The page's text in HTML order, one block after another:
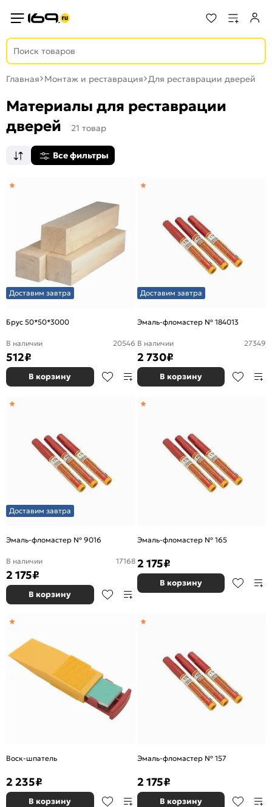
Главная Монтаж и реставрация Для реставрации дверей
Материалы для реставрации
дверей
21 товар
Все фильтры
Доставим завтра
Брус 50*50*3000
В наличии 20546
512₽
В корзину
Доставим завтра
Эмаль-фломастер № 184013
В наличии 27349
2 730₽
В корзину
Доставим завтра
Эмаль-фломастер № 9016
В наличии 17168
2 175₽
В корзину
Эмаль-фломастер № 165
2 175₽
В корзину
Воск-шпатель
2 235₽
В корзину
Эмаль-фломастер № 157
2 175₽
В корзину